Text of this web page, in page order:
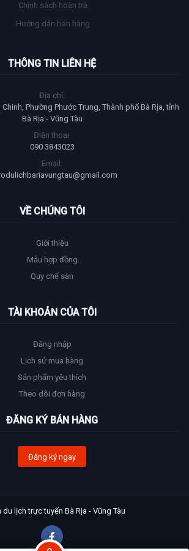
Chính sách hoàn trả
Hướng dẫn bán hàng
THÔNG TIN LIÊN HỆ
Địa chỉ:
Phường Phước Trung, Thành phố Bà Rịa, tỉnh
Bà Rịa - Vũng Tàu
Điện thoại:
090 3843023
Email:
VỀ CHÚNG TÔI
Giới thiệu
Mẫu hợp đồng
Quy chế sàn
TÀI KHOẢN CỦA TÔI
Đăng nhập
Lịch sử mua hàng
Sản phẩm yêu thích
Theo dõi đơn hàng
ĐĂNG KÝ BÁN HÀNG
Đăng ký ngay
lịch trực tuyến Bà Rịa - Vũng Tàu